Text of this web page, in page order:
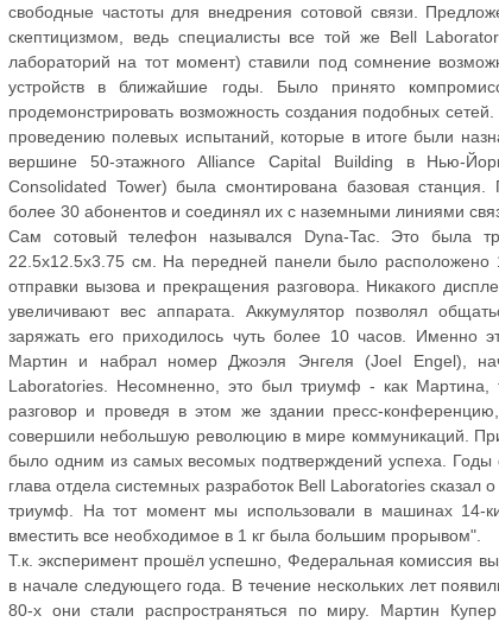
свободные частоты для внедрения сотовой связи.
скептицизмом, ведь специалисты все той же Bell
лабораторий на тот момент) ставили под сомнение
устройств в ближайшие годы. Было принято
продемонстрировать возможность создания подобных
проведению полевых испытаний, которые в итоге были
вершине 50-этажного Alliance Capital Building в Нью-
Consolidated Tower) была смонтирована базовая
более 30 абонентов и соединял их с наземными линиями
Сам сотовый телефон назывался Dyna-Tac. Это была
22.5х12.5х3.75 см. На передней панели было
отправки вызова и прекращения разговора. Никакого
увеличивают вес аппарата. Аккумулятор позволял
заряжать его приходилось чуть более 10 часов. Именно
Мартин и набрал номер Джоэля Энгеля (Joel Engel),
Laboratories. Несомненно, это был триумф - как Мартина,
разговор и проведя в этом же здании пресс-
совершили небольшую революцию в мире коммуникаций.
было одним из самых весомых подтверждений успеха. Годы
глава отдела системных разработок Bell Laboratories
триумф. На тот момент мы использовали в машинах 14-
вместить все необходимое в 1 кг была большим прорывом".
Т.к. эксперимент прошёл успешно, Федеральная комиссия
в начале следующего года. В течение нескольких лет
80-х они стали распространяться по миру. Мартин